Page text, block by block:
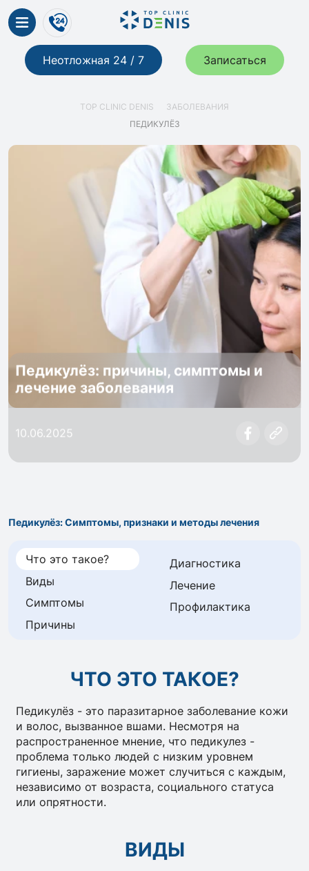
Неотложная 24 / 7 Записаться
TOP CLINIC DENIS
ЗАБОЛЕВАНИЯ
ПЕДИКУЛЁЗ
Педикулёз: причины, симптомы и
лечение заболевания
10.06.2025
Педикулёз: Симптомы, признаки и методы лечения
Что это такое?
Виды
Симптомы
Причины
Диагностика
Лечение
Профилактика
ЧТО ЭТО ТАКОЕ?
Педикулёз - это паразитарное заболевание кожи
и волос, вызванное вшами. Несмотря на
распространенное мнение, что педикулез -
проблема только людей с низким уровнем
гигиены, заражение может случиться с каждым,
независимо от возраста, социального статуса
или опрятности.
ВИДЫ